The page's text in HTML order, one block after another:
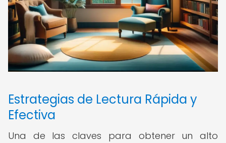
Estrategias de Lectura Rápida y
Efectiva
Una de las claves para obtener un alto